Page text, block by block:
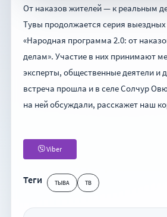
От наказов жителей — к реальным
Тувы продолжается серия выездных
«Народная программа 2.0: от
делам». Участие в них принимают
эксперты, общественные деятели и
встреча прошла и в селе Солчур
на ней обсуждали, расскажет наш
Viber
Теги ТЫВА ТВ